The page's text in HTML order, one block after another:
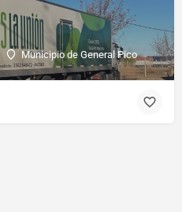
Municipio de General Pico